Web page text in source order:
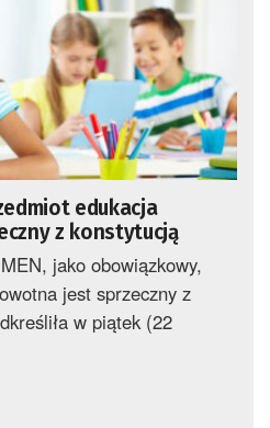
edukacja
z konstytucją
jako obowiązkowy,
jest sprzeczny z
w piątek (22